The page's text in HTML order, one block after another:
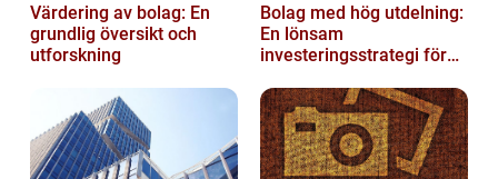
Värdering av bolag: En
grundlig översikt och
utforskning
Bolag med hög utdelning:
En lönsam
investeringsstrategi för